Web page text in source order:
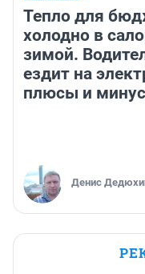
Тепло для
холодно в
зимой.
ездит на
плюсы и
Денис